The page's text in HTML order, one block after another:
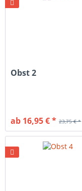
Obst 2
23,75 € *
ab 16,95 € *